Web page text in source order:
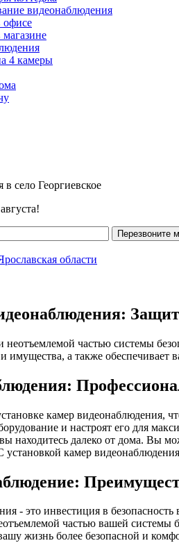
видеонаблюдения
офисе
4 камеры
село Георгиевское
Перезвоните
области
частью системы
а также обеспечивает
камер
и настроят его для
находитесь далеко от дома. Вы
установкой камер
- это инвестиция в
частью вашей системы
жизнь более безопасной и